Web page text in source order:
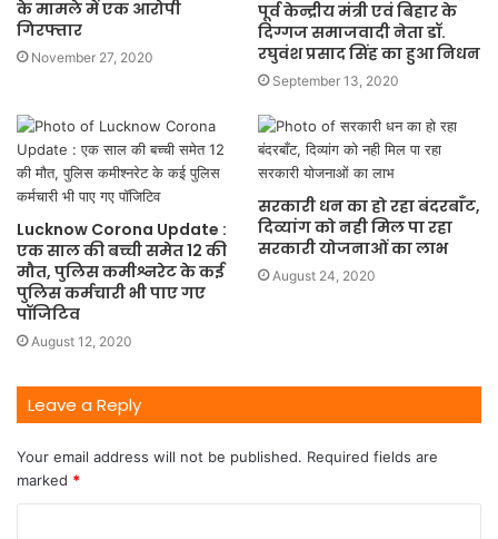
के मामले में एक आरोपी
गिरफ्तार
November 27, 2020
पूर्व केन्द्रीय मंत्री एवं बिहार के
दिग्गज समाजवादी नेता डॉ.
रघुवंश प्रसाद सिंह का हुआ निधन
September 13, 2020
Lucknow Corona Update :
एक साल की बच्ची समेत 12 की
मौत, पुलिस कमीश्नरेट के कई
पुलिस कर्मचारी भी पाए गए
पॉजिटिव
August 12, 2020
सरकारी धन का हो रहा बंदरबाँट,
दिव्यांग को नही मिल पा रहा
सरकारी योजनाओं का लाभ
August 24, 2020
Leave a Reply
Your email address will not be published. Required fields are
marked *